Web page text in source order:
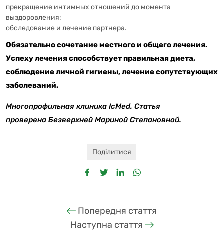
прекращение интимных отношений до момента
выздоровления;
обследование и лечение партнера.
Обязательно сочетание местного и общего лечения.
Успеху лечения способствует правильная диета,
соблюдение личной гигиены, лечение сопутствующих
заболеваний.
Многопрофильная клиника IcMed. Статья
проверена Безверхней Мариной Степановной.
Поділитися
Попередня стаття
Наступна стаття